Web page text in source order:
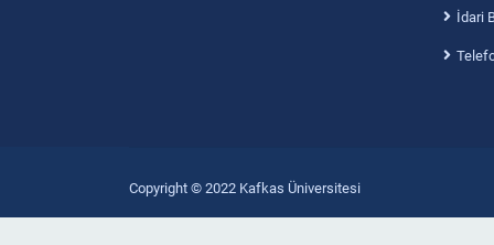
İdari
Copyright © 2022 Kafkas Üniversitesi